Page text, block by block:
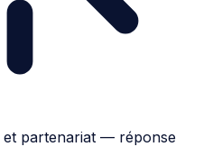
et partenariat — réponse